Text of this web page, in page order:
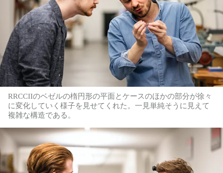
RRCCIIのベゼルの楕円形の平面とケースのほかの部分が徐々
に変化していく様子を見せてくれた。一見単純そうに見えて
複雑な構造である。